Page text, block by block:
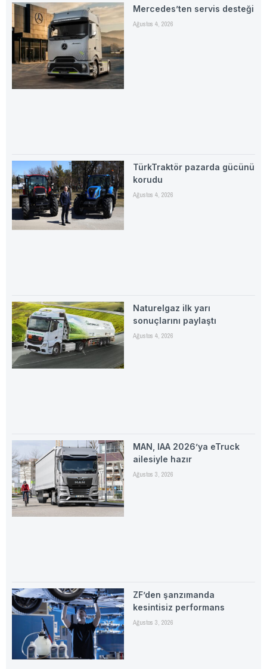
Mercedes’ten servis desteği
Ağustos 4, 2026
TürkTraktör pazarda gücünü
korudu
Ağustos 4, 2026
Naturelgaz ilk yarı
sonuçlarını paylaştı
Ağustos 4, 2026
MAN, IAA 2026’ya eTruck
ailesiyle hazır
Ağustos 3, 2026
ZF’den şanzımanda
kesintisiz performans
Ağustos 3, 2026